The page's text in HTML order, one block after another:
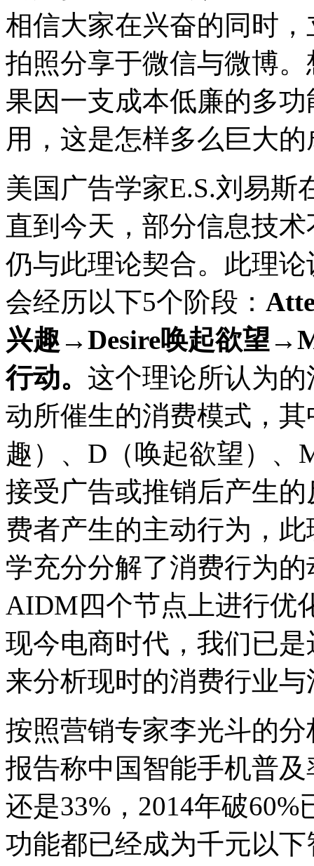
相信大家在兴奋的同时
拍照分享于微信与微博
果因一支成本低廉的多
用，这是怎样多么巨大
美国广告学家E.S.刘易斯
直到今天，部分信息技
仍与此理论契合。此理
会经历以下5个阶段：
兴趣 →Desire唤起欲望
行动。 这个理论所认为
动所催生的消费模式，其
趣）、 D （唤起欲望）、
接受广告或推销后产生
费者产生的主动行为，
学充分分解了消费行为
AIDM四个节点上进行优
现今电商时代，我们已
来分析现时的消费行业
按照营销专家李光斗的
报告称中国智能手机普及
还是33% ， 2014年破60%
功能都已经成为千元以